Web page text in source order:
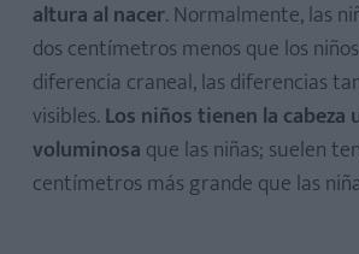
altura al nacer. Normalmente, las
dos centímetros menos que los
diferencia craneal, las diferencias
visibles. Los niños tienen la cabeza
voluminosa que las niñas; suelen
centímetros más grande que las